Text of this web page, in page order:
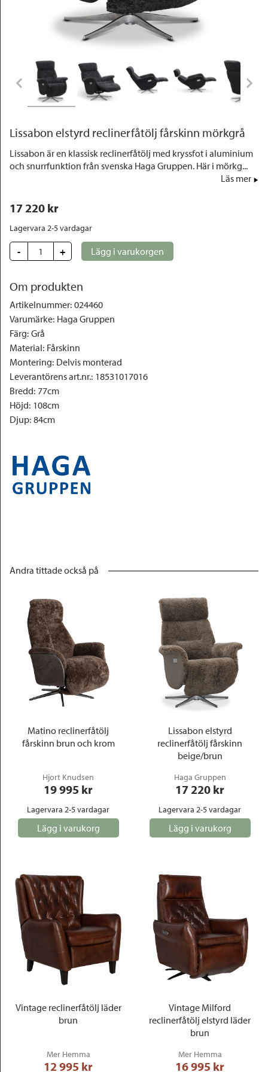
Lissabon elstyrd reclinerfåtölj fårskinn mörkgrå
Lissabon är en klassisk reclinerfåtölj med kryssfot i aluminium
och snurrfunktion från svenska Haga Gruppen. Här i mörkg...
Läs mer
17 220 kr
Lagervara 2-5 vardagar
- + Lägg i varukorgen
Om produkten
Artikelnummer: 024460
Varumärke: Haga Gruppen
Färg: Grå
Material: Fårskinn
Montering: Delvis monterad
Leverantörens art.nr.: 18531017016
Bredd: 77cm
Höjd: 108cm
Djup: 84cm
Andra tittade också på
Matino reclinerfåtölj
fårskinn brun och krom
Hjort Knudsen
19 995 kr
Lagervara 2-5 vardagar
Lägg i varukorg
Lissabon elstyrd
reclinerfåtölj fårskinn
beige/brun
Haga Gruppen
17 220 kr
Lagervara 2-5 vardagar
Lägg i varukorg
Vintage reclinerfåtölj läder
brun
Mer Hemma
12 995 kr
Vintage Milford
reclinerfåtölj elstyrd läder
brun
Mer Hemma
16 995 kr